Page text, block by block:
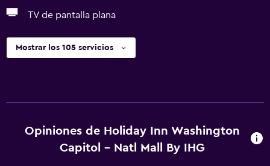
TV de pantalla plana
Mostrar los 105 servicios
Opiniones de Holiday Inn Washington
Capitol - Natl Mall By IHG